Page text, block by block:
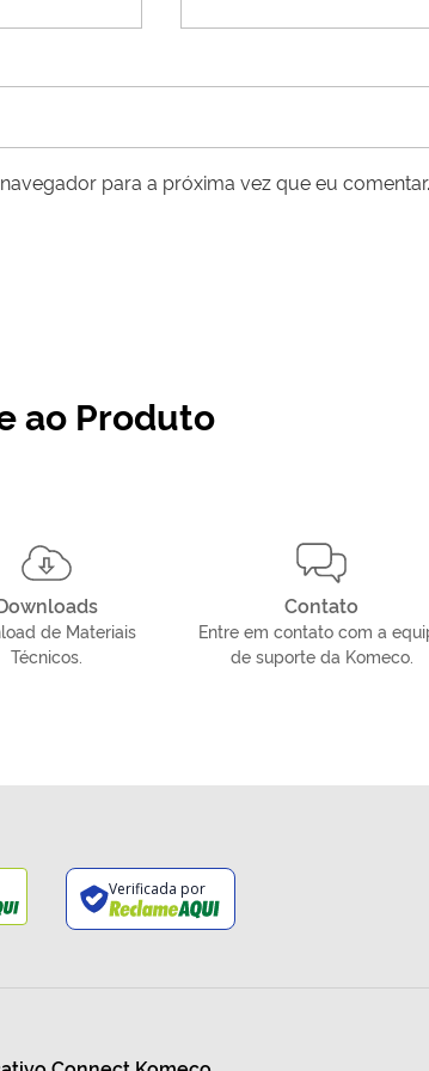
para a próxima vez que eu comentar.
ao Produto
de Materiais
Técnicos.
Contato
Entre em contato com a
de suporte da Komeco.
Verificada por